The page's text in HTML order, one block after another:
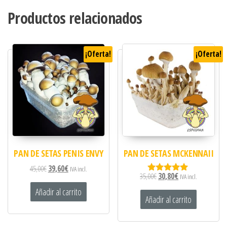
Productos relacionados
¡Oferta!
PAN DE SETAS PENIS ENVY
45,00€39,60€ IVA incl.
Añadir al carrito
¡Oferta!
PAN DE SETAS MCKENNAII
Valorado
de 5
35,00€30,80€ IVA incl.
Añadir al carrito